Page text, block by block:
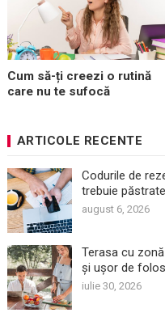
Cum să-ți creezi o rutină
care nu te sufocă
ARTICOLE RECENTE
Codurile de
trebuie
august 6, 2026
Terasa cu
și ușor de
iulie 30, 2026